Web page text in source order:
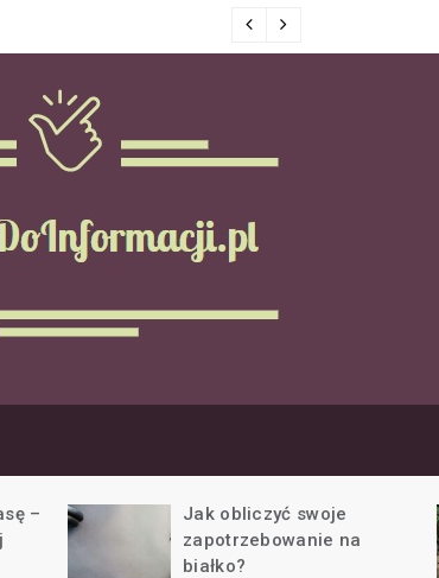
na
na
Białko w odżywkach
przedtreningowych – co
warto wiedzieć?